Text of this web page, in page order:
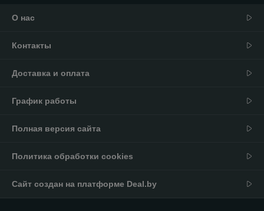
О нас
Контакты
Доставка и оплата
График работы
Полная версия сайта
Политика обработки cookies
Сайт создан на платформе Deal.by